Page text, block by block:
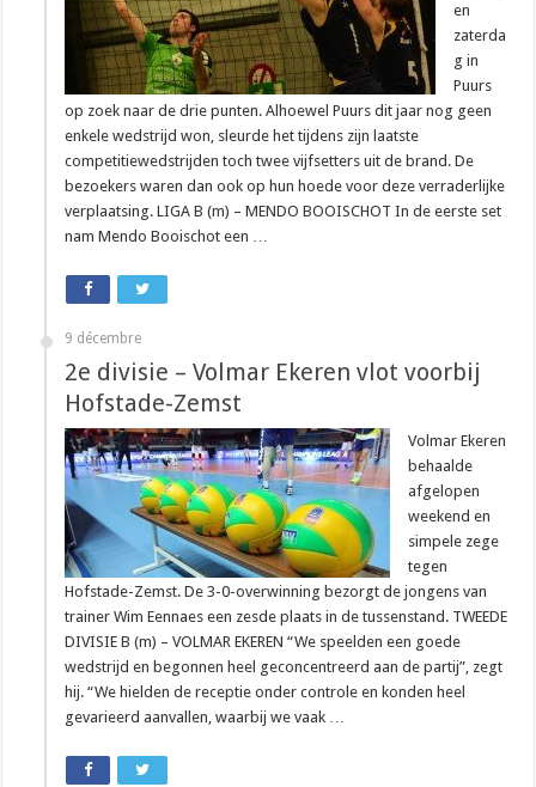
en
zaterda
g in
Puurs
op zoek naar de drie punten. Alhoewel Puurs dit jaar nog geen
enkele wedstrijd won, sleurde het tijdens zijn laatste
competitiewedstrijden toch twee vijfsetters uit de brand. De
bezoekers waren dan ook op hun hoede voor deze verraderlijke
verplaatsing. LIGA B (m) – MENDO BOOISCHOT In de eerste set
nam Mendo Booischot een …
9 décembre
2e divisie – Volmar Ekeren vlot voorbij
Hofstade-Zemst
Volmar Ekeren
behaalde
afgelopen
weekend en
simpele zege
tegen
Hofstade-Zemst. De 3-0-overwinning bezorgt de jongens van
trainer Wim Eennaes een zesde plaats in de tussenstand. TWEEDE
DIVISIE B (m) – VOLMAR EKEREN “We speelden een goede
wedstrijd en begonnen heel geconcentreerd aan de partij”, zegt
hij. “We hielden de receptie onder controle en konden heel
gevarieerd aanvallen, waarbij we vaak …